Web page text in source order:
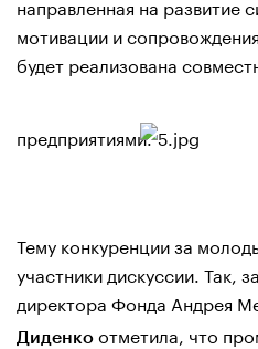
направленная на развитие
мотивации и
будет реализована
предприятиями.
Тему конкуренции за
участники дискуссии. Так,
директора Фонда Андрея
Диденко отметила, что